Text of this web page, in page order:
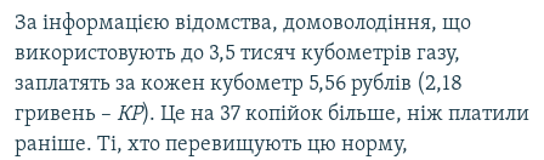
ДЕПОРТАЦІЯ
ВІДЕОУРОКИ «ELIFBE»
СВІДЧЕННЯ ОКУПАЦІЇ
УКРАЇНСЬКА ПРОБЛЕМА КРИМУ
ЯК ОБІЙТИ БЛОКУВАННЯ
Русский
Qırımtatar
За інформацією відомства, домоволодіння, що
використовують до 3,5 тисяч кубометрів газу,
заплатять за кожен кубометр 5,56 рублів (2,18
гривень – КР). Це на 37 копійок більше, ніж платили
раніше. Ті, хто перевищують цю норму,